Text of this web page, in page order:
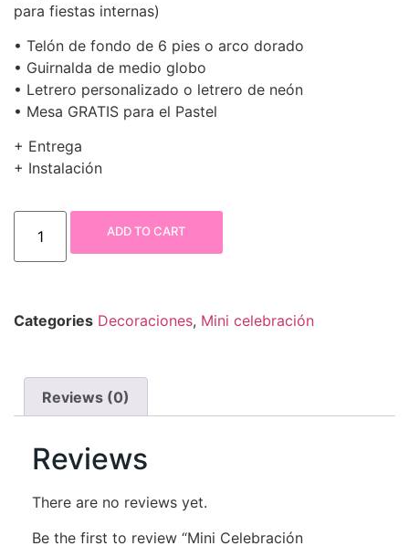
para fiestas internas)
• Telón de fondo de 6 pies o arco dorado
• Guirnalda de medio globo
• Letrero personalizado o letrero de neón
• Mesa GRATIS para el Pastel
+ Entrega
+ Instalación
ADD TO CART
Categories Decoraciones, Mini celebración
Reviews (0)
Reviews
There are no reviews yet.
Be the first to review “Mini Celebración